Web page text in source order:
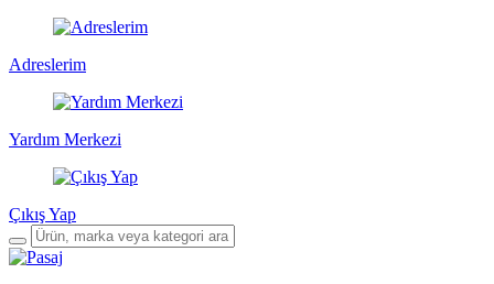
Adreslerim
Yardım Merkezi
Çıkış Yap